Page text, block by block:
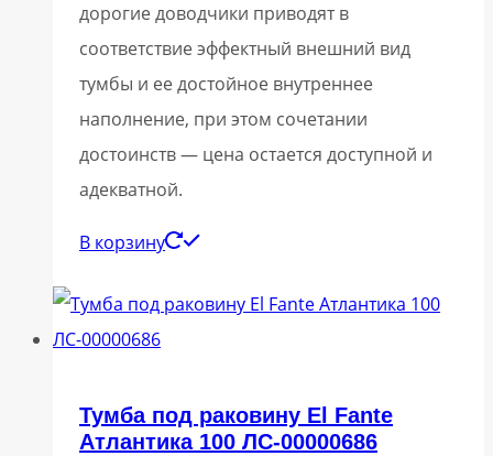
дорогие доводчики приводят в
соответствие эффектный внешний вид
тумбы и ее достойное внутреннее
наполнение, при этом сочетании
достоинств — цена остается доступной и
адекватной.
В корзину
Тумба под раковину El Fante
Атлантика 100 ЛС-00000686